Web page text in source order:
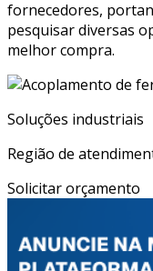
fornecedores,
pesquisar diversas
melhor compra.
Soluções industriais
Região de
Solicitar orçamento